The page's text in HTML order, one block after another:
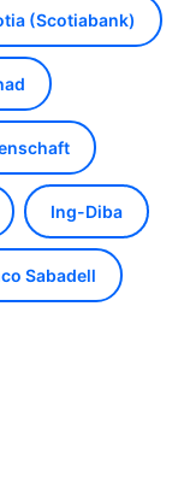
(Scotiabank)
Ing-Diba
Sabadell